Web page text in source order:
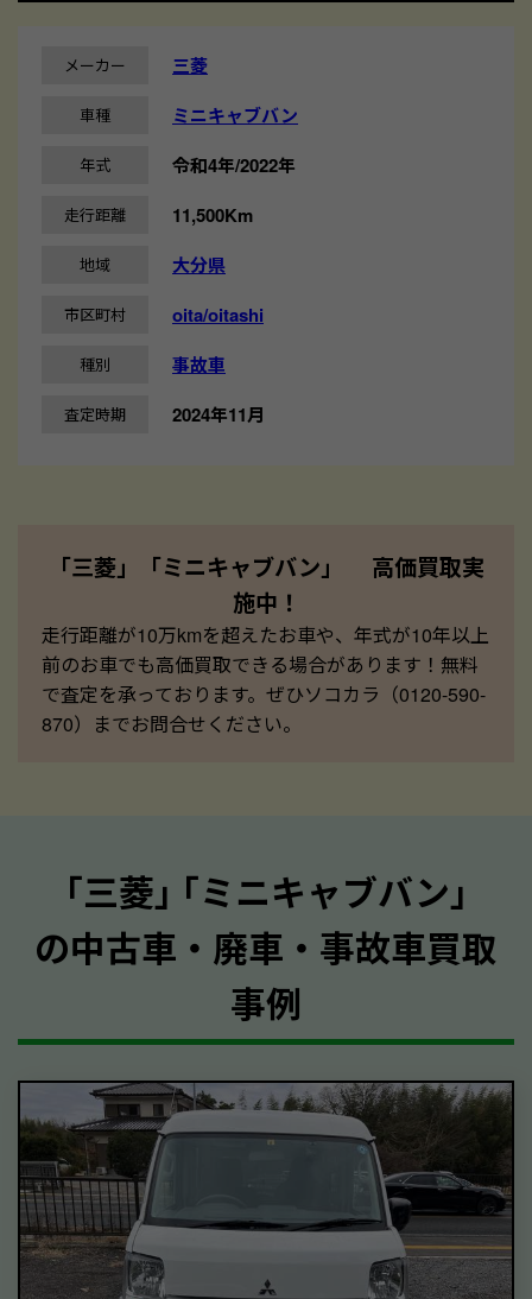
メーカー 三菱
車種 ミニキャブバン
年式 令和4年/2022年
走行距離 11,500Km
地域 大分県
市区町村 oita/oitashi
種別 事故車
査定時期 2024年11月
「三菱」「ミニキャブバン」 高価買取実
施中！
走行距離が10万kmを超えたお車や、年式が10年以上
前のお車でも高価買取できる場合があります！無料
で査定を承っております。ぜひソコカラ（0120-590-
870）までお問合せください。
｢三菱｣ ｢ミニキャブバン｣
の中古車・廃車・事故車買取
事例